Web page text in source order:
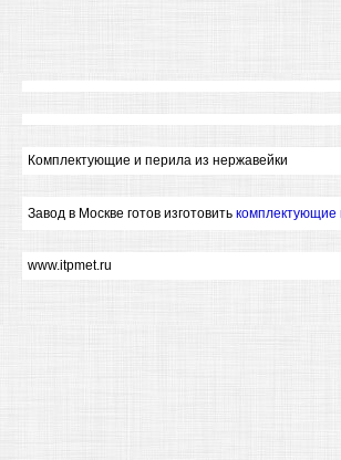
Комплектующие и перила из нержавейки
Завод в Москве готов изготовить комплектующие
www.itpmet.ru